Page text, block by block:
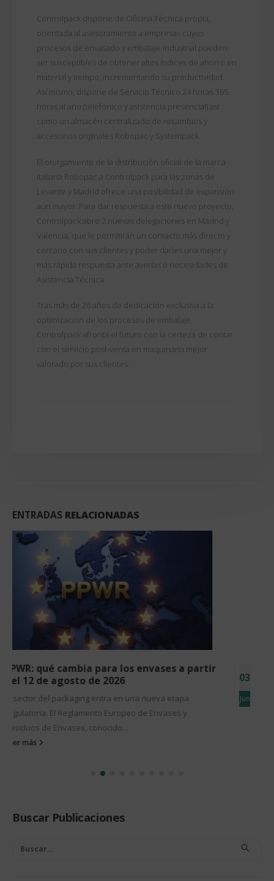
Controlpack dispone de Oficina Técnica propia,
orientada al asesoramiento a empresas cuyos
procesos de envasado y embalaje industrial pueden
ser susceptibles de obtener altos índices de ahorro en
material y tiempo, incrementando su productividad.
Así mismo, dispone de Servicio Técnico 24 horas 365
horas al año (telefónico y asistencia presencial) así
como un almacén centralizado de recambios y
accesorios originales Robopac y Systempack.
El otorgamiento de la distribución oficial de la marca
italiana Robopac a Controlpack para las zonas de
Levante y Madrid ofrece una posibilidad de expansión
aún mayor. Para dar respuesta a este nuevo proyecto,
Controlpack abre 2 nuevas delegaciones en Madrid y
Valencia, que le permitirán un contacto más directo y
cercano con sus clientes y poder darles una mejor y
más rápida respuesta ante averías o necesidades de
Asistencia Técnica.
Tras más de 26 años de dedicación exclusiva a la
optimización de los procesos de embalaje,
Controlpack afronta el futuro con la certeza de contar
con el servicio post-venta en maquinaria mejor
valorado por sus clientes.
ENTRADAS RELACIONADAS
03
Jun
5 señales de que tu línea de envasado se ha
quedado pequeña
5 señales de que tu línea de envasado se ha quedado
pequeña Si cambiar de una referencia a otra supone
parar...
Buscar Publicaciones